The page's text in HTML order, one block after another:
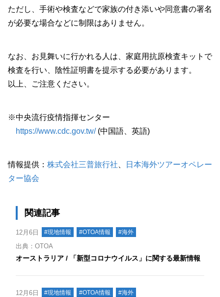
ただし、手術や検査などで家族の付き添いや同意書の署名
が必要な場合などに制限はありません。
なお、お見舞いに行かれる人は、家庭用抗原検査キットで
検査を行い、陰性証明書を提示する必要があります。
以上、ご注意ください。
※中央流行疫情指揮センター
https://www.cdc.gov.tw/(中国語、英語)
情報提供： 株式会社三普旅行社
日本海外ツアーオペレー
ター協会
関連記事
12月6日 #現地情報 #OTOA情報 #海外
出典：OTOA
オーストラリア / 「新型コロナウイルス」に関する最新情報
12月6日 #現地情報 #OTOA情報 #海外